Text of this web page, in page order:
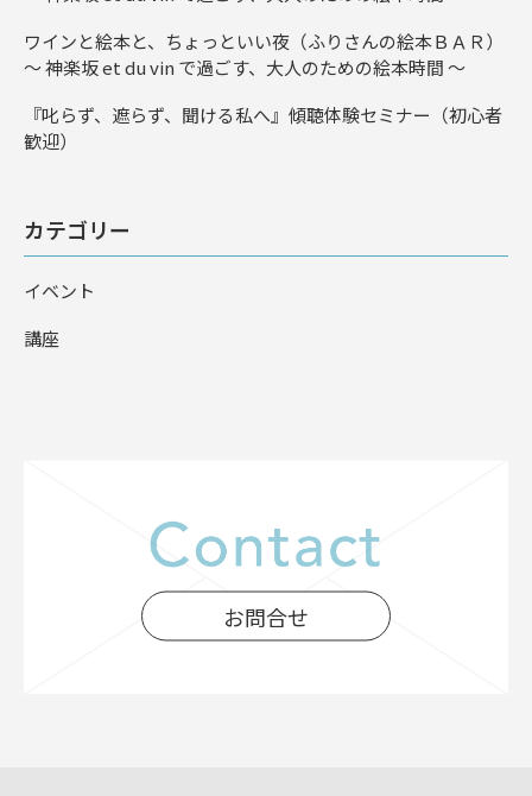
ワインと絵本と、ちょっといい夜（ふりさんの絵本ＢＡＲ）
～ 神楽坂 et du vin で過ごす、大人のための絵本時間 ～
『叱らず、遮らず、聞ける私へ』傾聴体験セミナー（初心者
歓迎）
カテゴリー
イベント
講座
お問合せ